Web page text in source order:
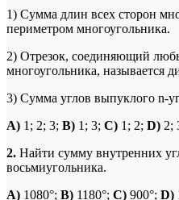
1) Сумма длин всех сторон
периметром многоугольника.
2) Отрезок, соединяющий
многоугольника, называется
3) Сумма углов выпуклого n-
A) 1; 2; 3; B) 1; 3; C) 1; 2; D) 2;
2. Найти сумму внутренних
восьмиугольника.
A) 1080°; B) 1180°; C) 900°; D)